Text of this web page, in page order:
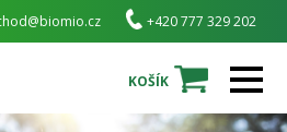
+420 777 329 202
KOŠÍK